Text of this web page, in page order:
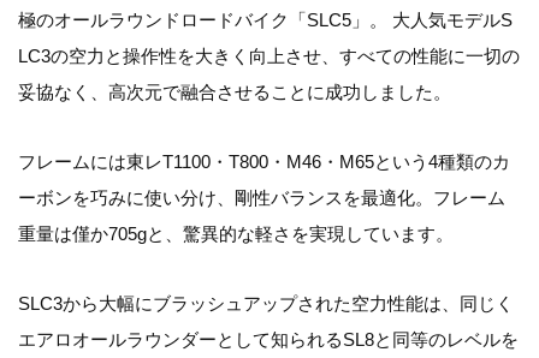
極のオールラウンドロードバイク「SLC5」。 大人気モデルS
LC3の空力と操作性を大きく向上させ、すべての性能に一切の
妥協なく、高次元で融合させることに成功しました。
フレームには東レT1100・T800・M46・M65という4種類のカ
ーボンを巧みに使い分け、剛性バランスを最適化。フレーム
重量は僅か705gと、驚異的な軽さを実現しています。
SLC3から大幅にブラッシュアップされた空力性能は、同じく
エアロオールラウンダーとして知られるSL8と同等のレベルを